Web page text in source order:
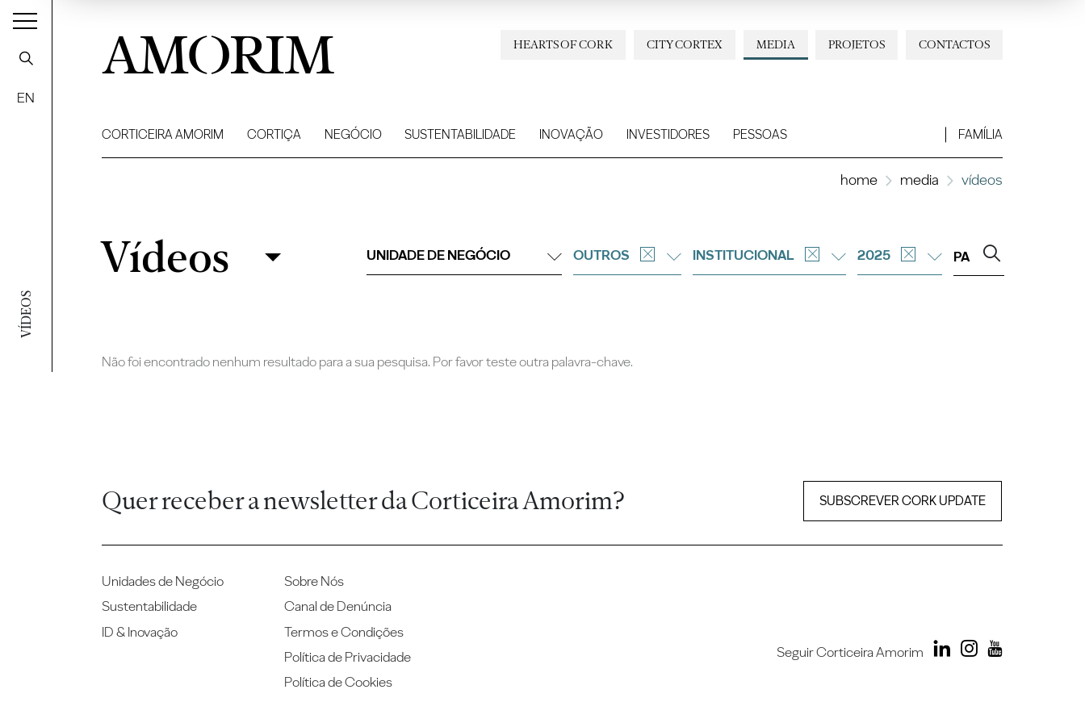
VÍDEOS
EN
AMORIM CONTACTOS
PROJETOS
MEDIA
CITY CORTEX
HEARTS OF CORK
CORTICEIRA AMORIM CORTIÇA NEGÓCIO SUSTENTABILIDADE INOVAÇÃO INVESTIDORES PESSOAS FAMÍLIA
home media vídeos
Filtrar
Vídeos UNIDADE DE NEGÓCIO OUTROS INSTITUCIONAL 2025
Não foi encontrado nenhum resultado para a sua pesquisa. Por favor teste outra palavra-chave.
Quer receber a newsletter da Corticeira Amorim? SUBSCREVER CORK UPDATE
Unidades de Negócio
Sustentabilidade
ID & Inovação
Sobre Nós
Canal de Denúncia
Termos e Condições
Política de Privacidade
Política de Cookies
Seguir Corticeira Amorim